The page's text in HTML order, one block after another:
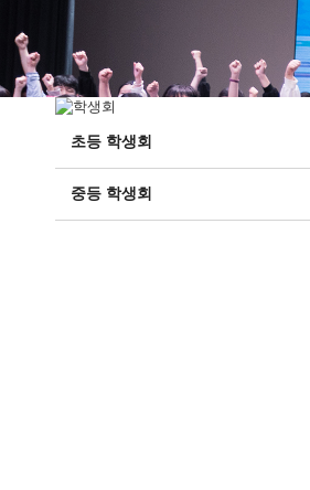
초등 학생회
중등 학생회